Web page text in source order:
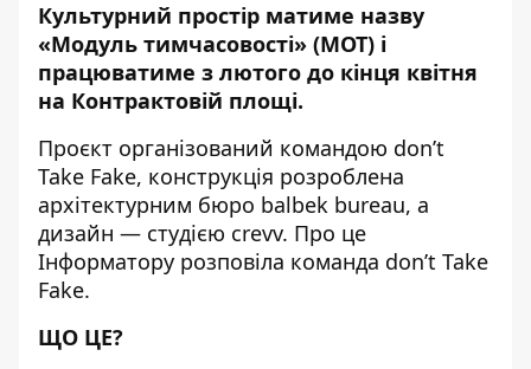
Культурний простір матиме назву
«Модуль тимчасовості» (МОТ) і
працюватиме з лютого до кінця квітня
на Контрактовій площі.
Проєкт організований командою don’t
Take Fake, конструкція розроблена
архітектурним бюро balbek bureau, а
дизайн — студією crevv. Про це
Інформатору розповіла команда don’t Take
Fake.
ЩО ЦЕ?